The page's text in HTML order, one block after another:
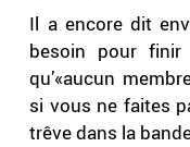
Il a encore dit
besoin pour finir
qu’«aucun
si vous ne faites
trêve dans la